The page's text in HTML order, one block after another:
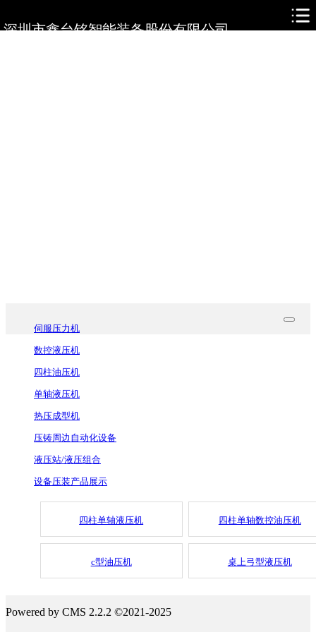
深圳市鑫台铭智能装备股份有限公司
网站首页
伺服压力机
数控液压机
四柱油压机
单轴液压机
热压成型机
压铸周边自动化设备
液压站/液压组合
设备压装产品展示
四柱单轴液压机 四柱单轴数控油压机
c型油压机 桌上弓型液压机
Powered by CMS 2.2.2 ©2021-2025